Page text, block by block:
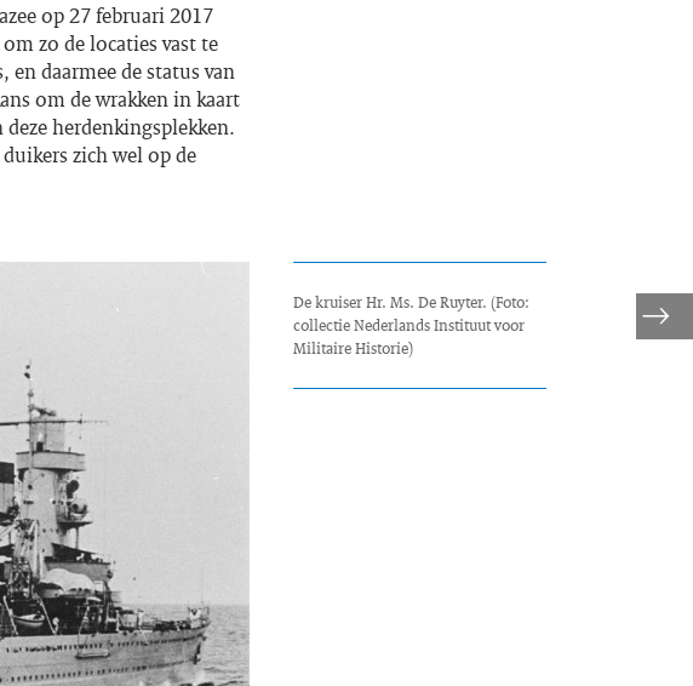
op 27 februari 2017
zo de locaties vast te
daarmee de status van
om de wrakken in kaart
herdenkingsplekken.
zich wel op de
De kruiser Hr. Ms. De Ruyter. (Foto:
collectie Nederlands Instituut voor
Militaire Historie)